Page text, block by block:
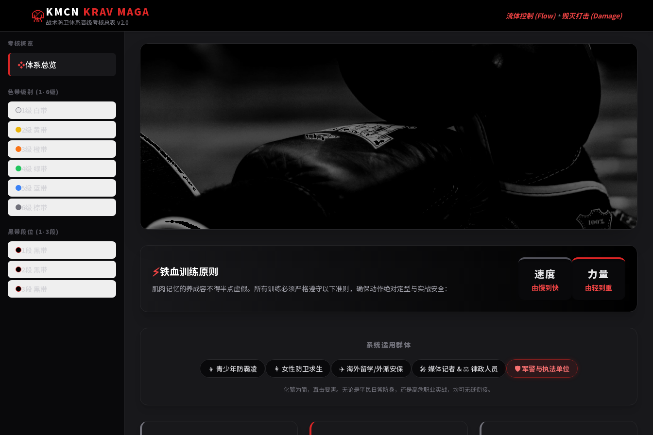
🥋KMCN KRAV MAGA
战术防卫体系晋级考核总表 v2.0
流体控制 (Flow)+毁灭打击 (Damage)
考核概览
❖体系总览
色带级别 (1-6级)
1级 白带
2级 黄带
3级 橙带
4级 绿带
5级 蓝带
6级 棕带
黑带段位 (1-3段)
1段 黑带
2段 黑带
3段 黑带
KMCN 核心实战体系
全维度生存与反杀进阶图谱
⚡铁血训练原则
肌肉记忆的养成容不得半点虚假。所有训练必须严格遵守以下准则，确保动作绝对定型与实战安全：
速度
由慢到快
力量
由轻到重
系统适用群体
👦 青少年防霸凌 👩 女性防卫求生 ✈️ 海外留学/外派安保 🎤 媒体记者 & ⚖️ 律政人员 🛡️ 军警与执法单位
化繁为简，直击要害。无论是平民日常防身，还是高危职业实战，均可无缝衔接。